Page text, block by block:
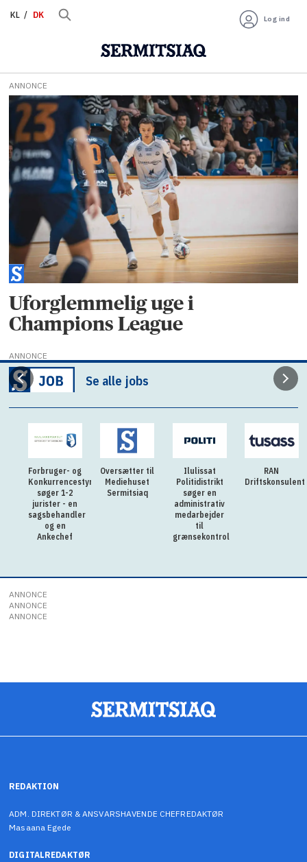
KL DK Log ind
Tag:
historisk
bedrift
ANNONCE
Uforglemmelig uge i
Champions League
ANNONCE
Se alle jobs
Forbruger- og
Konkurrencestyrelsen
søger 1-2
jurister - en
sagsbehandler
og en
Ankechef
Oversætter til
Mediehuset
Sermitsiaq
Ilulissat
Politidistrikt
søger en
administrativ
medarbejder
til
grænsekontrol
RAN
Driftskonsulent
ANNONCE
ANNONCE
ANNONCE
REDAKTION
ADM. DIREKTØR & ANSVARSHAVENDE CHEFREDAKTØR
Masaana Egede
DIGITALREDAKTØR